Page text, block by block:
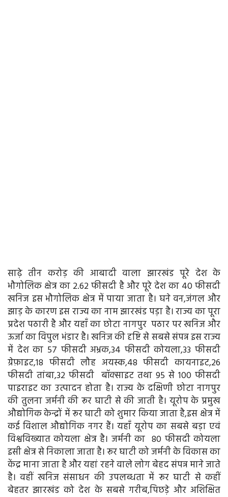
साढ़े तीन करोड़ की आबादी वाला झारखंड पूरे देश के
भौगोलिक क्षेत्र का 2.62 फीसदी है और पूरे देश का 40 फीसदी
खनिज इस भौगोलिक क्षेत्र में पाया जाता है। घने वन,जंगल और
झाड़ के कारण इस राज्य का नाम झारखंड पड़ा है। राज्य का पूरा
प्रदेश पठारी है और यहाँ का छोटा नागपुर पठार पर खनिज और
ऊर्जा का विपुल भंडार है। खनिज की दृष्टि से सबसे संपन्न इस राज्य
में देश का 57 फीसदी अभ्रक,34 फीसदी कोयला,33 फीसदी
ग्रेफ़ाइट,18 फीसदी लौह अयस्क,48 फीसदी कायनाइट,26
फीसदी तांबा,32 फीसदी बॉक्साइट तथा 95 से 100 फीसदी
पाइराइट का उत्पादन होता है। राज्य के दक्षिणी छोटा नागपुर
की तुलना जर्मनी की रूर घाटी से की जाती है। यूरोप के प्रमुख
औद्योगिक केन्द्रों में रूर घाटी को शुमार किया जाता है,इस क्षेत्र में
कई विशाल औद्योगिक नगर हैं। यहाँ यूरोप का सबसे बड़ा एवं
विश्वविख्यात कोयला क्षेत्र है। जर्मनी का 80 फीसदी कोयला
इसी क्षेत्र से निकाला जाता है। रूर घाटी को जर्मनी के विकास का
केंद्र माना जाता है और यहां रहने वाले लोग बेहद संपन्न माने जाते
है। वहीं खनिज संसाधन की उपलब्धता में रूर घाटी से कहीं
बेहतर झारखंड को देश के सबसे गरीब,पिछड़े और अशिक्षित